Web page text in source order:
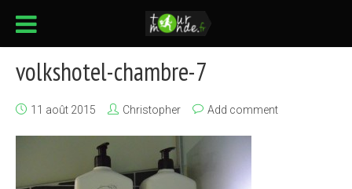
volkshotel-chambre-7
11 août 2015 Christopher Add comment